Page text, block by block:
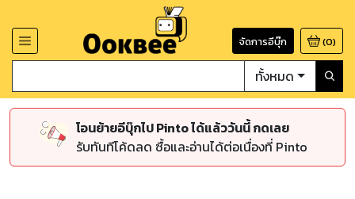
จัดการอีบุ๊ก (0)
ทั้งหมด
โอนย้ายอีบุ๊กไป Pinto ได้แล้ววันนี้ กดเลย
รับทันทีโค้ดลด ซื้อและอ่านได้ต่อเนื่องที่ Pinto